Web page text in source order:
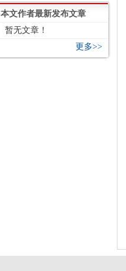
本文作者最新发布文章
暂无文章！
更多>>